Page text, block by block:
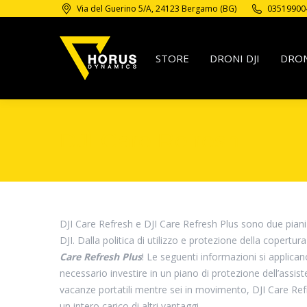
Via del Guerino 5/A, 24123 Bergamo (BG)
STORE DRONI DJI
DJI Care Refresh e DJI Care Refresh Plus sono due
DJI. Dalla politica di utilizzo e protezione della
Care Refresh Plus! Le seguenti informazioni si
necessario investire in un piano di protezione
vacanze portatili mentre sei in movimento, DJI Care